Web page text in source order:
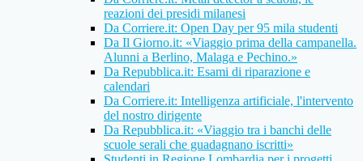
reazioni dei presidi milanesi
Da Corriere.it: Open Day per 95 mila studenti
Da Il Giorno.it: «Viaggio prima della campanella.
Alunni a Berlino, Malaga e Pechino.»
Da Repubblica.it: Esami di riparazione e
calendari
Da Corriere.it: Intelligenza artificiale, l'intervento
del nostro dirigente
Da Repubblica.it: «Viaggio tra i banchi delle
scuole serali che guadagnano iscritti»